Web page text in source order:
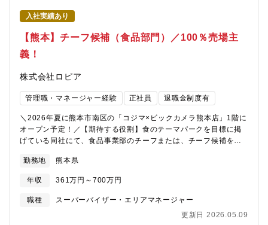
肉をモチーフにしています。・一頭買いだからこその品揃え！他
では味わえない「シャトーブリアン」のような様々なレアなお肉
を取り揃えています。・プライベートブランドのウィンナーは
No.1の売上と買上点数！【キャリアパス】チーフ候補として入社
した場合は、最短2～3ヶ月/平均10～12ヶ月にて、チーフへ昇格
長就任事例有）やグループ会社役員・社長（最年少34歳で代表就
任事例有）を目指すことができます。※チーフ最高実績年収：
1000万円以上／チーフ以上平均年収：700万円以上【魅力】「個
ち、売る商品の選定や仕入れ、売り場構成、販促POP・装飾の考
案など販売戦略策定を担い、地域のお客様の満足度向上と売上
げ・利益拡大を目指します。チーフになればPB商品の企画開発な
ども携われます。
入社実績あり
【熊本】チーフ候補（食品部門）／100％売場主
義！
株式会社ロピア
管理職・マネージャー経験 正社員 退職金制度有
＼2026年夏に熊本市南区の「コジマ×ビックカメラ熊本店」1階に
オープン予定！／【期待する役割】食のテーマパークを目標に掲
げている同社にて、食品事業部のチーフまたは、チーフ候補をお
ヶ月、平均10～12ヶ月でチーフへ昇格しております。【職務内
容】・販売戦略・商品開発（その店舗にしかない、プライベート
ブランドも考案できます）・仕入れ（全国各地および海外からも
調達）・加工（精肉、鮮魚、惣菜の場合）・価格設定（店舗によ
くことを大事に）・人材育成・採用※本部を介さず、100%売場主
勤務地 熊本県
年収 361万円～700万円
職種
スーパーバイザー・エリアマネージャー
更新日 2026.05.09